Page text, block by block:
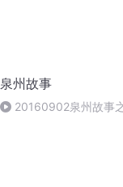
泉州故事
20160902泉州故事